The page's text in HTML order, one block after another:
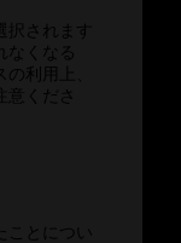
されます
なくなる
利用上、
意くださ
とについ